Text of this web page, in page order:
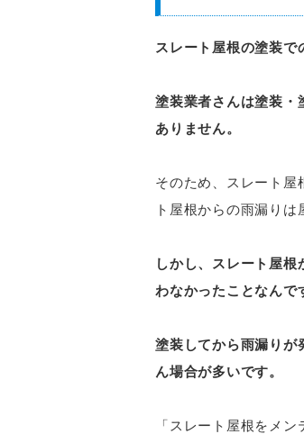
スレート屋根の塗装で
塗装業者さんは塗装・
ありません。
そのため、スレート屋
ト屋根からの雨漏り
しかし、スレート屋
わなかったことなんで
塗装してから雨漏りが
ん場合が多いです。
「スレート屋根をメ